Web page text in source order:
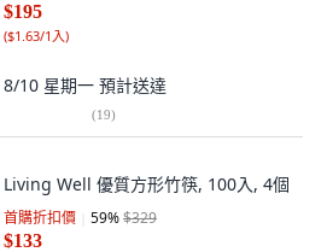
$195
($1.63/1入)
8/10 星期一 預計送達
(19)
Living Well 優質方形竹筷, 100入, 4個
首購折扣價 59%$329
$133